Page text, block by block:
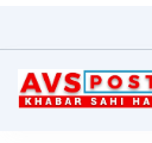
to
content